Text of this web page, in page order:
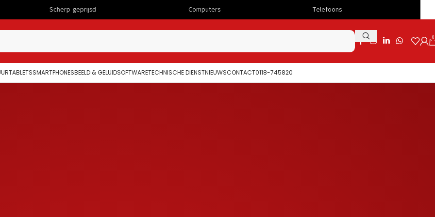
0
TABLETSSMARTPHONESBEELD & GELUIDSOFTWARETECHNISCHE DIENSTNIEUWSCONTACT0118-745820